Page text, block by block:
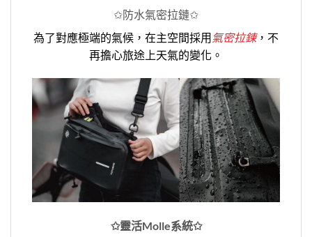
✩防水氣密拉鏈✩
為了對應極端的氣候，在主空間採用氣密拉鍊，不
再擔心旅途上天氣的變化。
✩靈活Molle系統✩